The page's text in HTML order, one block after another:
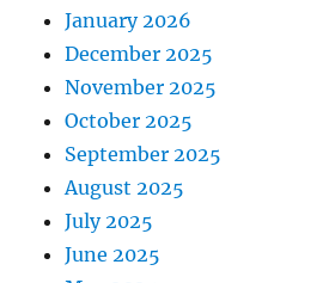
January 2026
December 2025
November 2025
October 2025
September 2025
August 2025
July 2025
June 2025